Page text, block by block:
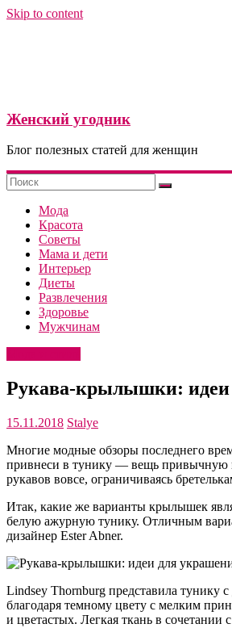
Skip to content
Женский угодник
Блог полезных статей для женщин
Мода
Красота
Советы
Мама и дети
Интерьер
Диеты
Развлечения
Здоровье
Мужчинам
Рукава-крылышки: идеи
15.11.2018 Stalye
Многие модные обзоры последнего
привнеси в тунику — вещь привычную
рукавов вовсе, ограничиваясь
Итак, какие же варианты крылышек
белую ажурную тунику. Отличным
дизайнер Ester Abner.
Lindsey Thornburg представила
благодаря темному цвету с мелким
и цветастых. Легкая ткань в